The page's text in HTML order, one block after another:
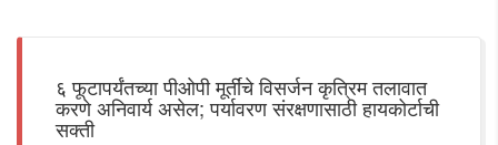
६ फूटापर्यंतच्या पीओपी मूर्तींचे विसर्जन कृत्रिम तलावात
करणे अनिवार्य असेल; पर्यावरण संरक्षणासाठी हायकोर्टाची
सक्ती